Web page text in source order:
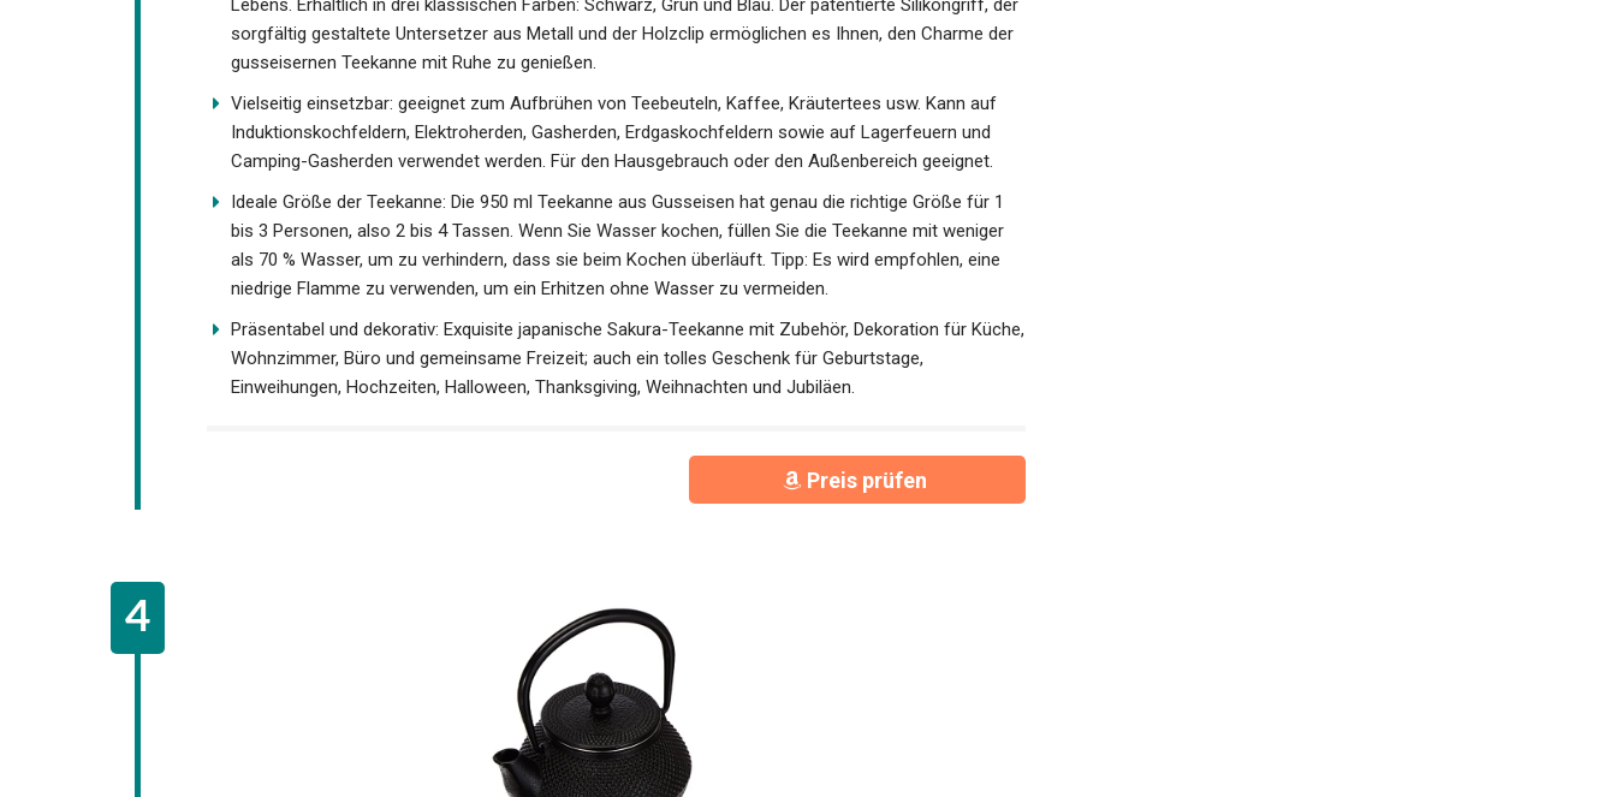
Lebens. Erhältlich in drei klassischen Farben: Schwarz, Grün und Blau. Der patentierte Silikongriff, der
sorgfältig gestaltete Untersetzer aus Metall und der Holzclip ermöglichen es Ihnen, den Charme der
gusseisernen Teekanne mit Ruhe zu genießen.
Vielseitig einsetzbar: geeignet zum Aufbrühen von Teebeuteln, Kaffee, Kräutertees usw. Kann auf
Induktionskochfeldern, Elektroherden, Gasherden, Erdgaskochfeldern sowie auf Lagerfeuern und
Camping-Gasherden verwendet werden. Für den Hausgebrauch oder den Außenbereich geeignet.
Ideale Größe der Teekanne: Die 950 ml Teekanne aus Gusseisen hat genau die richtige Größe für 1
bis 3 Personen, also 2 bis 4 Tassen. Wenn Sie Wasser kochen, füllen Sie die Teekanne mit weniger
als 70 % Wasser, um zu verhindern, dass sie beim Kochen überläuft. Tipp: Es wird empfohlen, eine
niedrige Flamme zu verwenden, um ein Erhitzen ohne Wasser zu vermeiden.
Präsentabel und dekorativ: Exquisite japanische Sakura-Teekanne mit Zubehör, Dekoration für Küche,
Wohnzimmer, Büro und gemeinsame Freizeit; auch ein tolles Geschenk für Geburtstage,
Einweihungen, Hochzeiten, Halloween, Thanksgiving, Weihnachten und Jubiläen.
Preis prüfen